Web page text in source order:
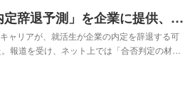
リクナビが就活生の「内定辞退予測」を企業に提供、ネットで物議 運営元は「合否判定には未使用」と説明
ャリアが、就活生が企業の内定を辞退する可
報道を受け、ネット上では「合否判定の材…